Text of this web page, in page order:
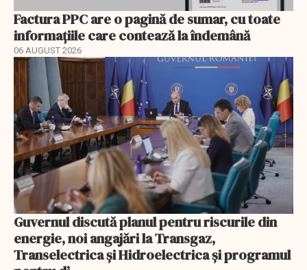
Factura PPC are o pagină de sumar, cu toate
informațiile care contează la îndemână
06 AUGUST 2026
Guvernul discută planul pentru riscurile din
energie, noi angajări la Transgaz,
Transelectrica și Hidroelectrica și programul